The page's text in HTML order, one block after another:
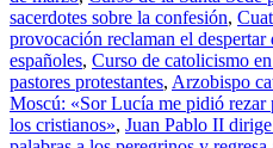
sacerdotes sobre la confesión,
provocación reclaman el despertar
españoles, Curso de catolicismo
pastores protestantes, Arzobispo
Moscú: «Sor Lucía me pidió rezar
los cristianos», Juan Pablo II